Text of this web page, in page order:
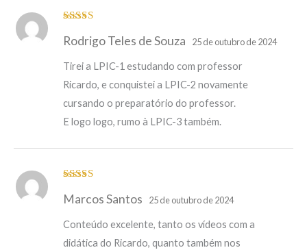
de 5
Rodrigo Teles de Souza 25 de outubro de 2024
Tirei a LPIC-1 estudando com professor
Ricardo, e conquistei a LPIC-2 novamente
cursando o preparatório do professor.
E logo logo, rumo à LPIC-3 também.
de 5
Marcos Santos 25 de outubro de 2024
Conteúdo excelente, tanto os vídeos com a
didática do Ricardo, quanto também nos